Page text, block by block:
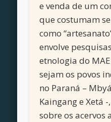
e venda de um
que costumam
como
envolve
etnologia do
sejam os povos
no Paraná –
Kaingang e Xetá
sobre os